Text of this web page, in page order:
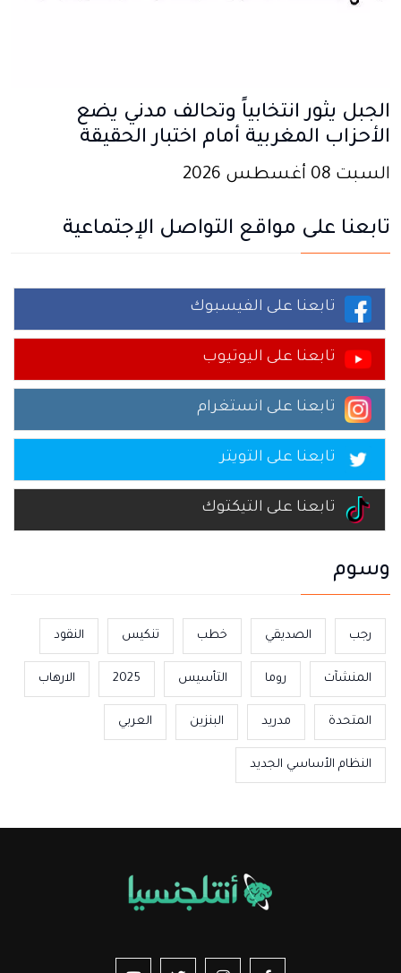
الجبل يثور انتخابياً وتحالف مدني يضع
الأحزاب المغربية أمام اختبار الحقيقة
السبت 08 أغسطس 2026
تابعنا على مواقع التواصل الإجتماعية
تابعنا على الفيسبوك
تابعنا على اليوتيوب
تابعنا على انستغرام
تابعنا على التويتر
تابعنا على التيكتوك
وسوم
رجب الصديقي خطب تنكيس النقود
المنشآت روما التأسيس 2025 الارهاب
المتحدة مدريد البنزين العربي
النظام الأساسي الجديد